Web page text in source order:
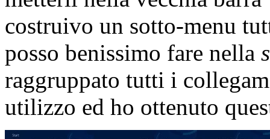
costruivo un sotto-menu
posso benissimo fare nella
raggruppato tutti i
utilizzo ed ho ottenuto